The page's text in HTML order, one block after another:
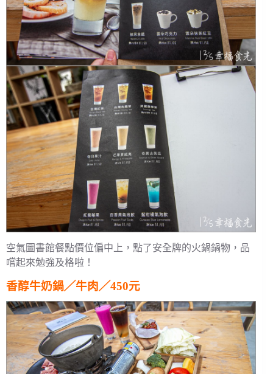
空氣圖書館餐點價位偏中上，點了安全牌的火鍋鍋物，品
嚐起來勉強及格啦！
香醇牛奶鍋╱牛肉╱450元